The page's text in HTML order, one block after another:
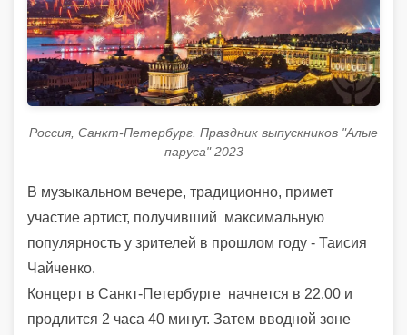
Россия, Санкт-Петербург. Праздник выпускников "Алые
паруса" 2023
В музыкальном вечере, традиционно, примет
участие артист, получивший максимальную
популярность у зрителей в прошлом году - Таисия
Чайченко.
Концерт в Санкт-Петербурге начнется в 22.00 и
продлится 2 часа 40 минут. Затем вводной зоне